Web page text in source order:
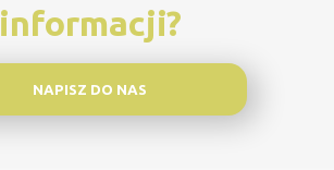
informacji?
NAPISZ DO NAS